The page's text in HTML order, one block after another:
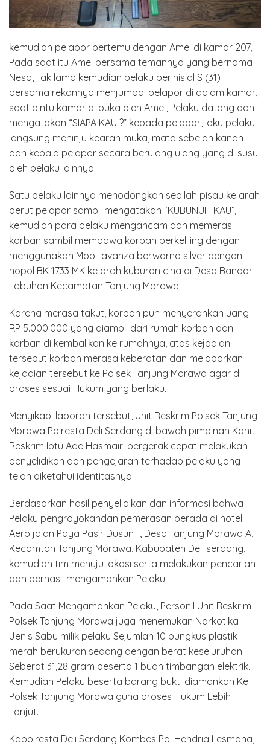
kemudian pelapor bertemu dengan Amel di kamar 207,
Pada saat itu Amel bersama temannya yang bernama
Nesa, Tak lama kemudian pelaku berinisial S (31)
bersama rekannya menjumpai pelapor di dalam kamar,
saat pintu kamar di buka oleh Amel, Pelaku datang dan
mengatakan “SIAPA KAU ?” kepada pelapor, laku pelaku
langsung meninju kearah muka, mata sebelah kanan
dan kepala pelapor secara berulang ulang yang di susul
oleh pelaku lainnya.
Satu pelaku lainnya menodongkan sebilah pisau ke arah
perut pelapor sambil mengatakan “KUBUNUH KAU”,
kemudian para pelaku mengancam dan memeras
korban sambil membawa korban berkeliling dengan
menggunakan Mobil avanza berwarna silver dengan
nopol BK 1733 MK ke arah kuburan cina di Desa Bandar
Labuhan Kecamatan Tanjung Morawa.
Karena merasa takut, korban pun menyerahkan uang
RP 5.000.000 yang diambil dari rumah korban dan
korban di kembalikan ke rumahnya, atas kejadian
tersebut korban merasa keberatan dan melaporkan
kejadian tersebut ke Polsek Tanjung Morawa agar di
proses sesuai Hukum yang berlaku.
Menyikapi laporan tersebut, Unit Reskrim Polsek Tanjung
Morawa Polresta Deli Serdang di bawah pimpinan Kanit
Reskrim Iptu Ade Hasmairi bergerak cepat melakukan
penyelidikan dan pengejaran terhadap pelaku yang
telah diketahui identitasnya.
Berdasarkan hasil penyelidikan dan informasi bahwa
Pelaku pengroyokandan pemerasan berada di hotel
Aero jalan Paya Pasir Dusun II, Desa Tanjung Morawa A,
Kecamtan Tanjung Morawa, Kabupaten Deli serdang,
kemudian tim menuju lokasi serta melakukan pencarian
dan berhasil mengamankan Pelaku.
Pada Saat Mengamankan Pelaku, Personil Unit Reskrim
Polsek Tanjung Morawa juga menemukan Narkotika
Jenis Sabu milik pelaku Sejumlah 10 bungkus plastik
merah berukuran sedang dengan berat keseluruhan
Seberat 31,28 gram beserta 1 buah timbangan elektrik.
Kemudian Pelaku beserta barang bukti diamankan Ke
Polsek Tanjung Morawa guna proses Hukum Lebih
Lanjut.
Kapolresta Deli Serdang Kombes Pol Hendria Lesmana,